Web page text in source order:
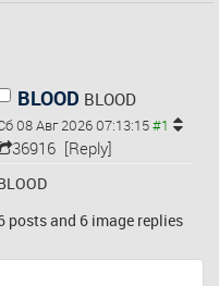
BLOOD BLOOD
08 Авг 2026 07:13:15
36916 [Reply]
posts and 6 image replies